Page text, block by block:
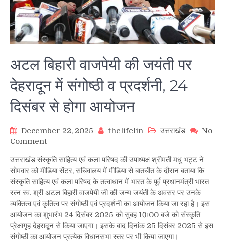
अटल बिहारी वाजपेयी की जयंती पर
देहरादून में संगोष्ठी व प्रदर्शनी, 24
दिसंबर से होगा आयोजन
December 22, 2025 thelifelin उत्तराखंड
No
Commenton
बिहारी
वाजपेयी
की
जयंती
पर
देहरादून
में
संगोष्ठी
उत्तराखंड संस्कृति साहित्य एवं कला परिषद की उपाध्यक्ष श्रीमती मधु भट्ट ने
सोमवार को मीडिया सेंटर, सचिवालय में मीडिया से बातचीत के दौरान बताया कि
संस्कृति साहित्य एवं कला परिषद के तत्वाधान में भारत के पूर्व प्रधानमंत्री भारत
रत्न स्व. श्री अटल बिहारी वाजपेयी जी की जन्म जयंती के अवसर पर उनके
व्यक्तित्व एवं कृतित्व पर संगोष्ठी एवं प्रदर्शनी का आयोजन किया जा रहा है। इस
आयोजन का शुभारंभ 24 दिसंबर 2025 को सुबह 10ः00 बजे को संस्कृति
प्रेक्षागृह देहरादून से किया जाएगा। इसके बाद दिनांक 25 दिसंबर 2025 से इस
संगोष्ठी का आयोजन प्रत्येक विधानसभा स्तर पर भी किया जाएगा।